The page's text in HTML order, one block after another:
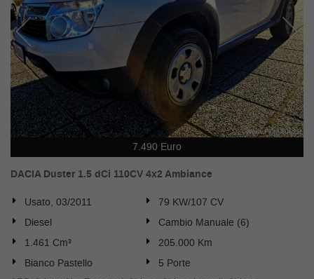
7.490 Euro
DACIA Duster 1.5 dCi 110CV 4x2 Ambiance
Usato, 03/2011
79 KW/107 CV
Diesel
Cambio Manuale (6)
1.461 Cm³
205.000 Km
Bianco Pastello
5 Porte
Cookie necessari
Cookie delle preferenze
Cookie per il miglioramento dell'esperienza utente
Cookie analitici
Cookie di marketing
la